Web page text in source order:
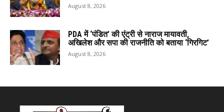
August 8, 2026
PDA में ‘पंडित’ की एंट्री से नाराज मायावती,
अखिलेश और सपा की राजनीति को बताया ‘गिरगिट’
August 8, 2026